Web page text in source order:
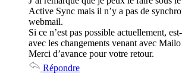
Active Sync mais il n’y a pas de
webmail.
Si ce n’est pas possible actuellement,
avec les changements venant avec
Merci d’avance pour votre retour.
Répondre